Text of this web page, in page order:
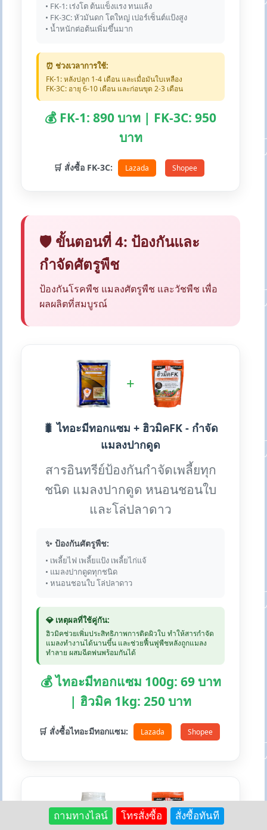
• FK-1: เร่งโต ต้นแข็งแรง ทนแล้ง
• FK-3C: หัวมันดก โตใหญ่ เปอร์เซ็นต์แป้งสูง
• น้ำหนักต่อต้นเพิ่มขึ้นมาก
⏰ ช่วงเวลาการใช้:
FK-1: หลังปลูก 1-4 เดือน และเมื่อมันใบเหลือง
FK-3C: อายุ 6-10 เดือน และก่อนขุด 2-3 เดือน
💰 FK-1: 890 บาท | FK-3C: 950
บาท
🛒 สั่งซื้อ FK-3C: Lazada Shopee
🛡️ ขั้นตอนที่ 4: ป้องกันและ
กำจัดศัตรูพืช
ป้องกันโรคพืช แมลงศัตรูพืช และวัชพืช เพื่อ
ผลผลิตที่สมบูรณ์
+
🐛 ไทอะมีทอกแซม + ฮิวมิคFK - กำจัด
แมลงปากดูด
สารอินทรีย์ป้องกันกำจัดเพลี้ยทุก
ชนิด แมลงปากดูด หนอนชอนใบ
และโล่ปลาดาว
✨ ป้องกันศัตรูพืช:
• เพลี้ยไฟ เพลี้ยแป้ง เพลี้ยไก่แจ้
• แมลงปากดูดทุกชนิด
• หนอนชอนใบ โล่ปลาดาว
💎 เหตุผลที่ใช้คู่กัน:
ฮิวมิคช่วยเพิ่มประสิทธิภาพการติดผิวใบ ทำให้สารกำจัด
แมลงทำงานได้นานขึ้น และช่วยฟื้นฟูพืชหลังถูกแมลง
ทำลาย ผสมฉีดพ่นพร้อมกันได้
💰 ไทอะมีทอกแซม 100g: 69 บาท
| ฮิวมิค 1kg: 250 บาท
🛒 สั่งซื้อไทอะมีทอกแซม: Lazada Shopee
+
ถามทางไลน์ โทรสั่งซื้อ สั่งซื้อทันที